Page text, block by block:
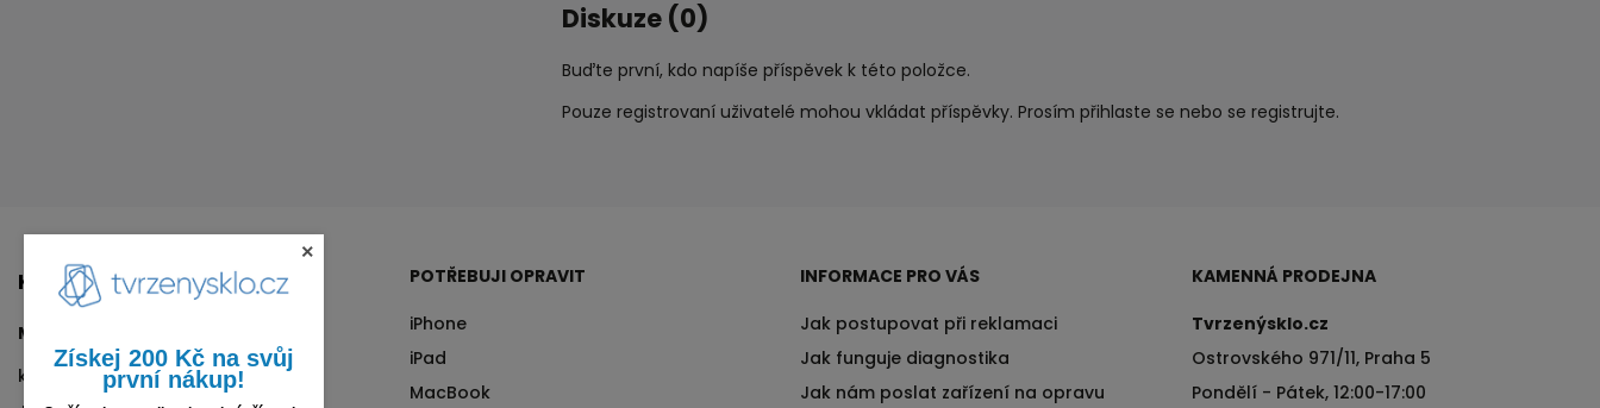
Diskuze (0)
Buďte první, kdo napíše příspěvek k této položce.
Pouze registrovaní uživatelé mohou vkládat příspěvky. Prosím přihlaste se nebo se registrujte.
KONTAKT
Matyáš Kalina
kalina
tvrzenysklo.cz
POTŘEBUJI OPRAVIT
iPhone
iPad
MacBook
INFORMACE PRO VÁS
Jak postupovat při reklamaci
Jak funguje diagnostika
Jak nám poslat zařízení na opravu
KAMENNÁ PRODEJNA
Tvrzenýsklo.cz
Ostrovského 971/11, Praha 5
Pondělí - Pátek, 12:00-17:00
×
Získej 200 Kč na svůj
první nákup!